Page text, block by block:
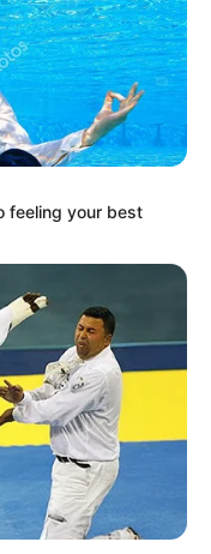
feeling your best